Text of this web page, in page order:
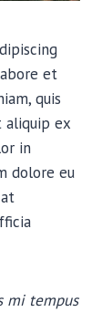
et
quis
aliquip ex
in
dolore eu
mi tempus